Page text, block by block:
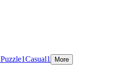
Puzzle1Casual1 More